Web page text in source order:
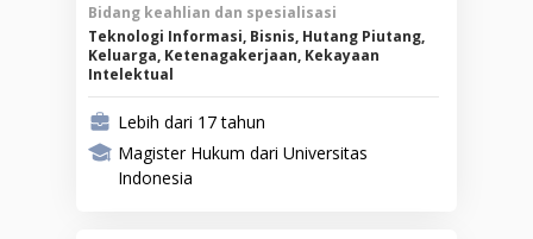
Bidang keahlian dan spesialisasi
Teknologi Informasi, Bisnis, Hutang Piutang,
Keluarga, Ketenagakerjaan, Kekayaan
Intelektual
Lebih dari 17 tahun
Magister Hukum dari Universitas
Indonesia